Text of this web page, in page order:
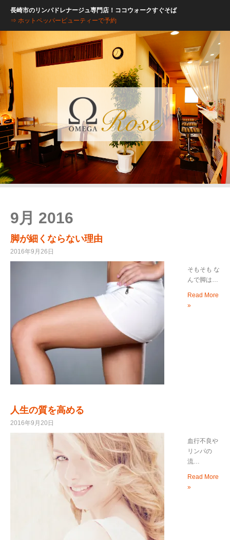
長崎市のリンパドレナージュ専門店！ココウォークすぐそば
⇒ ホットペッパービューティーで予約
9月 2016
脚が細くならない理由
2016年9月26日
そもそも な
んで脚は…
Read More
»
人生の質を高める
2016年9月20日
血行不良や
リンパの
流…
Read More
»